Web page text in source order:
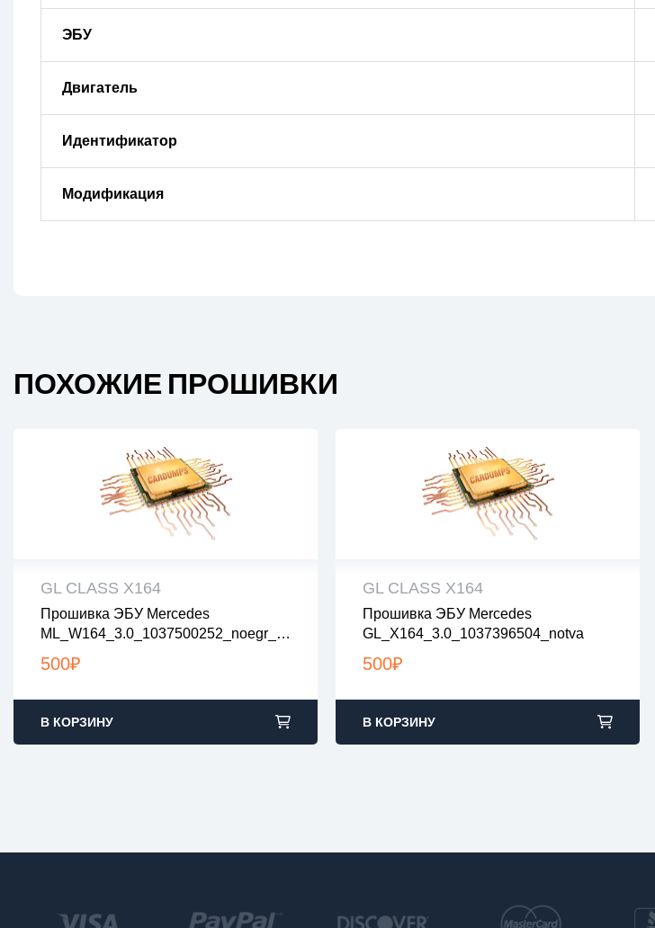
ЭБУ
Двигатель
Идентификатор
Модификация
ПОХОЖИЕ ПРОШИВКИ
GL CLASS X164
Прошивка ЭБУ Mercedes
ML_W164_3.0_1037500252_noegr_n
500₽
все файлы проверены на вирусы
все файлы в архивах zip или rar
загрузка с 9:00-22:00 по Москве
В КОРЗИНУ
GL CLASS X164
Прошивка ЭБУ Mercedes
GL_X164_3.0_1037396504_notva
500₽
все файлы проверены на вирусы
все файлы в архивах zip или rar
загрузка с 9:00-22:00 по Москве
В КОРЗИНУ